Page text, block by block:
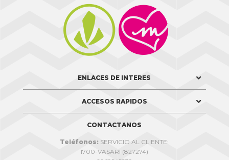

ENLACES DE INTERES
ACCESOS RAPIDOS
CONTACTANOS
Teléfonos: SERVICIO AL CLIENTE:
1700-VASARI (827274)